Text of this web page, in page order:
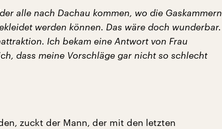
alle nach Dachau kommen, wo die Gaskammern
werden können. Das wäre doch wunderbar.
Ich bekam eine Antwort von Frau
dass meine Vorschläge gar nicht so schlecht
zuckt der Mann, der mit den letzten